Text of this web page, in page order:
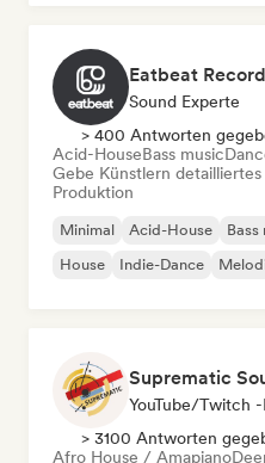
Eatbeat
Sound Experte
> 400 Antworten
Acid-HouseBass music
Gebe Künstlern
Produktion
Minimal Acid-House Bass
House
Indie-Dance
Suprematic
YouTube/Twitch
> 3100 Antworten
Afro House / Amapiano